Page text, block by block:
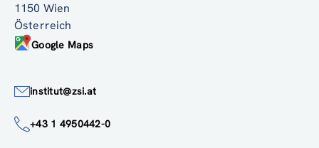
1150 Wien
Österreich
Google Maps
institut@zsi.at
+43 1 4950442-0